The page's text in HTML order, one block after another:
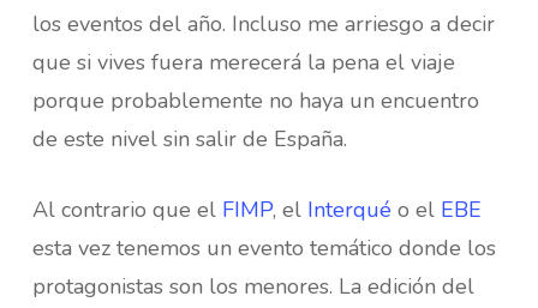
los eventos del año. Incluso me arriesgo a decir
que si vives fuera merecerá la pena el viaje
porque probablemente no haya un encuentro
de este nivel sin salir de España.
Al contrario que el FIMP, el Interqué o el EBE
esta vez tenemos un evento temático donde los
protagonistas son los menores. La edición del